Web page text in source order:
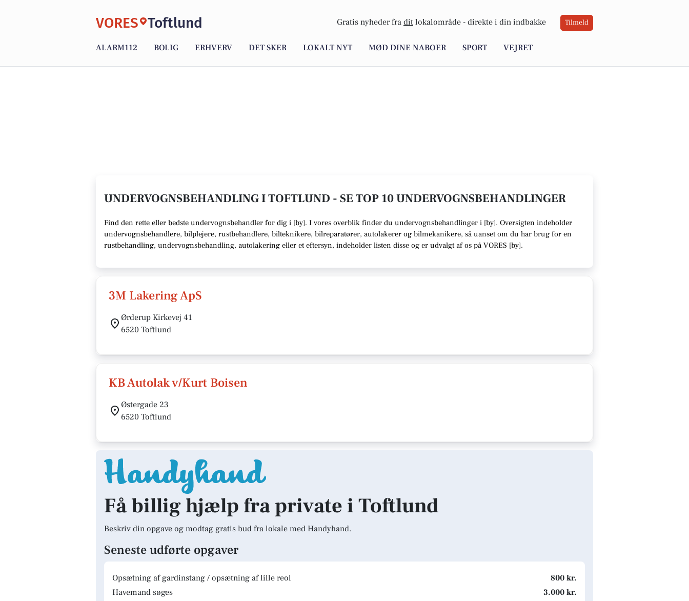
VORES Toftlund Gratis nyheder fra dit lokalområde - direkte i din indbakke Tilmeld
ALARM112 BOLIG ERHVERV DET SKER LOKALT NYT MØD DINE NABOER SPORT VEJRET
UNDERVOGNSBEHANDLING I TOFTLUND - SE TOP 10 UNDERVOGNSBEHANDLINGER
Find den rette eller bedste undervognsbehandler for dig i [by]. I vores overblik finder du undervognsbehandlinger i [by]. Oversigten indeholder
undervognsbehandlere, bilplejere, rustbehandlere, bilteknikere, bilreparatører, autolakerer og bilmekanikere, så uanset om du har brug for en
rustbehandling, undervognsbehandling, autolakering eller et eftersyn, indeholder listen disse og er udvalgt af os på VORES [by].
3M Lakering ApS
Ørderup Kirkevej 41
6520 Toftlund
KB Autolak v/Kurt Boisen
Østergade 23
6520 Toftlund
Få billig hjælp fra private i Toftlund
Beskriv din opgave og modtag gratis bud fra lokale med Handyhand.
Seneste udførte opgaver
Opsætning af gardinstang / opsætning af lille reol
800 kr.
Havemand søges
3.000 kr.